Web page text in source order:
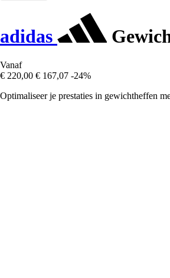
adidas
Vanaf
€ 220,00 € 167,07 -24%
Optimaliseer je prestaties in gewichtheffen